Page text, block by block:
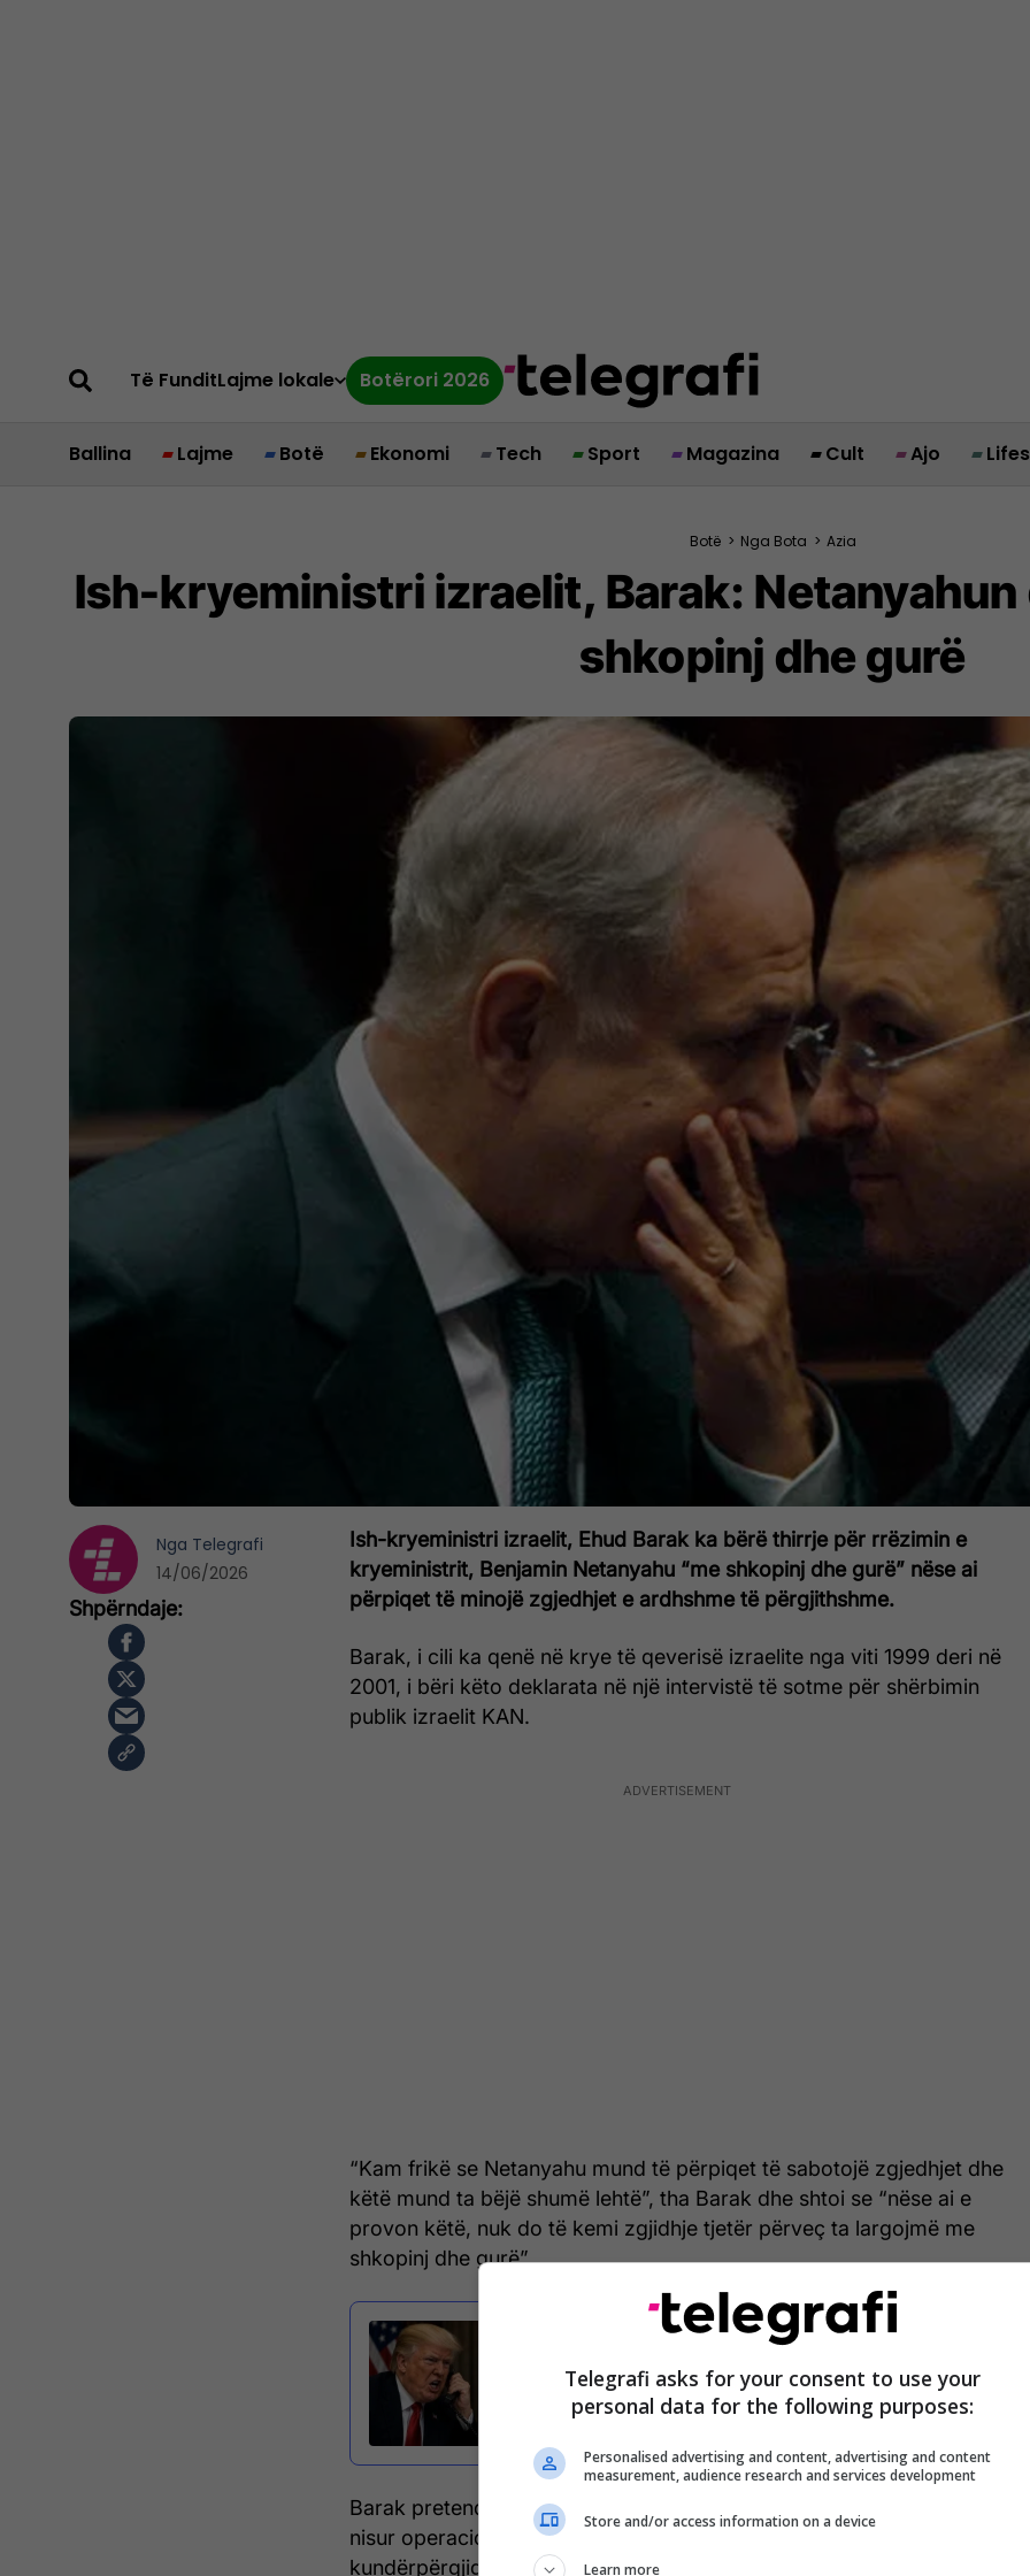
Të FunditLajme lokale Botërori 2026
Ballina Lajme Botë Ekonomi Tech Sport Magazina Cult Ajo
Botë > Nga Bota > Azia
Ish-kryeministri izraelit, Barak: Netanyahun
shkopinj dhe gurë
Ish-kryeministri izraelit, Ehud Barak ka bërë thirrje për rrëzimin e
kryeministrit, Benjamin Netanyahu “me shkopinj dhe gurë” nëse ai
përpiqet të minojë zgjedhjet e ardhshme të përgjithshme.
Barak, i cili ka qenë në krye të qeverisë izraelite nga viti 1999 deri në
2001, i bëri këto deklarata në një intervistë të sotme për shërbimin
publik izraelit KAN.
“Kam frikë se Netanyahu mund të përpiqet të sabotojë zgjedhjet dhe
këtë mund ta bëjë shumë lehtë”, tha Barak dhe shtoi se “nëse ai e
provon këtë, nuk do të kemi zgjidhje tjetër përveç ta largojmë me
shkopinj dhe gurë”.
Trump telefonon urgjentisht Netanyahun:
Çfarë dreqin po bën, ndaloji sulmet në
Liban
Barak pretendon se Netanyahu mund të shkaktojë sabotim duke
nisur operacione ushtarake në Liban, gjë që do të sillte
kundërpërgjigje nga Hezbollahu dhe Irani.
Nga Telegrafi
14/06/2026
Telegrafi asks for your consent to use your
personal data for the following purposes:
Personalised advertising and content, advertising and content
measurement, audience research and services development
Store and/or access information on a device
Learn more